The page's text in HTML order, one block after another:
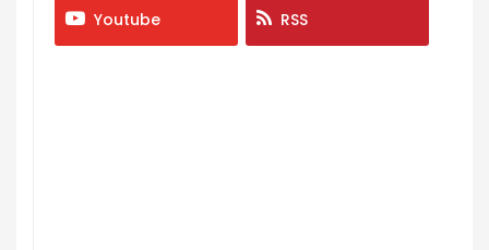
Youtube RSS